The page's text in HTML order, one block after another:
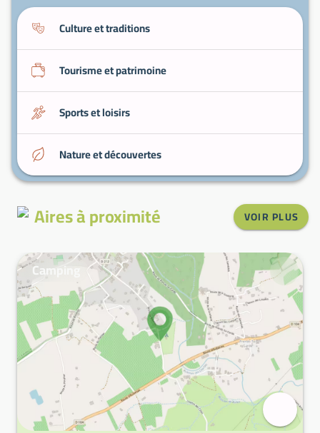
Culture et traditions
Tourisme et patrimoine
Sports et loisirs
Nature et découvertes
Aires à proximité VOIR PLUS
Camping